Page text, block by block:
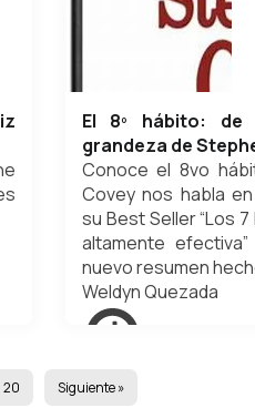
El 8º hábito:
grandeza de
Conoce el 8vo
Covey nos habla
su Best Seller “Los
altamente
nuevo resumen
Weldyn Quezada
diciembre 17, 2023
20 Siguiente »